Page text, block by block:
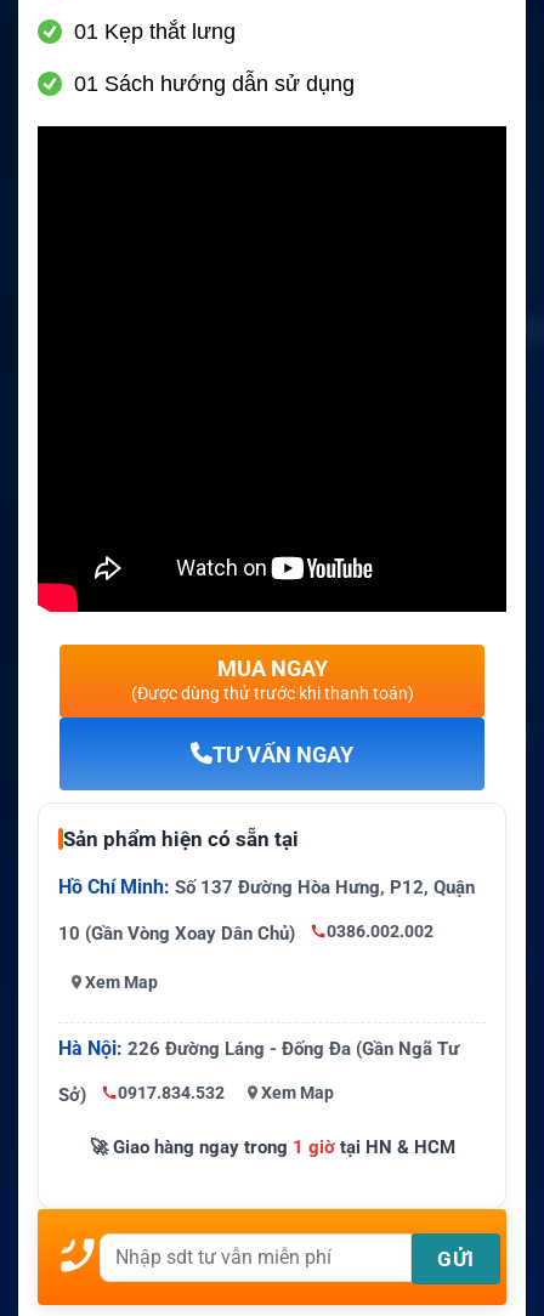
01 Kẹp thắt lưng
01 Sách hướng dẫn sử dụng
MUA NGAY
(Được dùng thử trước khi thanh toán)
TƯ VẤN NGAY
Sản phẩm hiện có sẵn tại
Hồ Chí Minh: Số 137 Đường Hòa Hưng, P12, Quận
10 (Gần Vòng Xoay Dân Chủ) 0386.002.002
Xem Map
Hà Nội: 226 Đường Láng - Đống Đa (Gần Ngã Tư
Sở) 0917.834.532 Xem Map
🚀 Giao hàng ngay trong 1 giờtại HN & HCM